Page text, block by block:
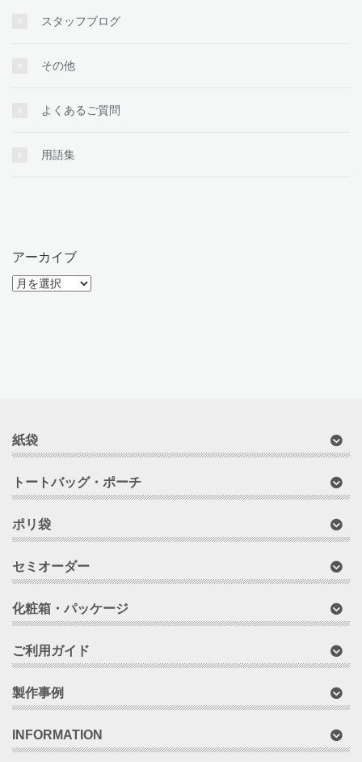
スタッフブログ
その他
よくあるご質問
用語集
アーカイブ
ア
紙袋
トートバッグ・ポーチ
ポリ袋
セミオーダー
化粧箱・パッケージ
ご利用ガイド
製作事例
INFORMATION